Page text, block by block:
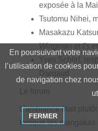
exposée à la
Tsutomu Nihei,
Masakazu
WingmanetI's
Yves Schlirf,
Dargaud
Le forum
L'ambiance était
lorsque les
En poursuivant votre
l’utilisation de cookies
de navigation chez
FERMER